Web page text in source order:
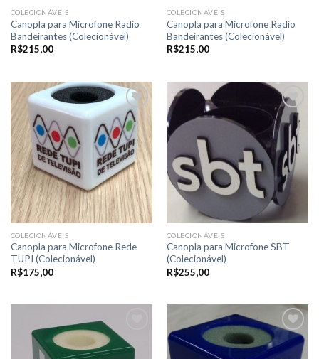
COLECIONÁVEIS
Canopla para Microfone Radio
Bandeirantes (Colecionável)
R$215,00
COLECIONÁVEIS
Canopla para Microfone Radio
Bandeirantes (Colecionável)
R$215,00
Adicionar
a lista de
desejos
COLECIONÁVEIS
Canopla para Microfone Rede
TUPI (Colecionável)
R$175,00
Adicionar
a lista de
desejos
COLECIONÁVEIS
Canopla para Microfone SBT
(Colecionável)
R$255,00